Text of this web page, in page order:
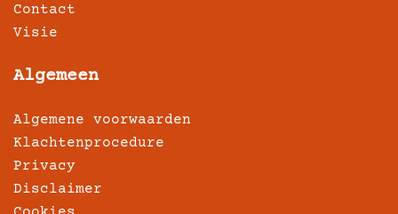
Contact
Visie
Algemeen
Algemene voorwaarden
Klachtenprocedure
Privacy
Disclaimer